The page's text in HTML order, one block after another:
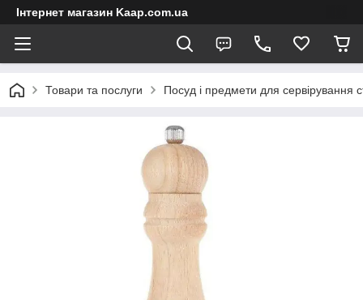
Інтернет магазин Kaap.com.ua
Товари та послуги Посуд і предмети для сервірування